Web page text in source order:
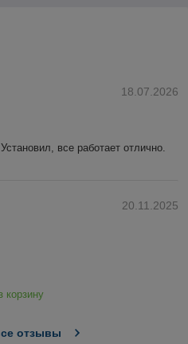
18.07.2026
все работает отлично.
20.11.2025
корзину
отзывы